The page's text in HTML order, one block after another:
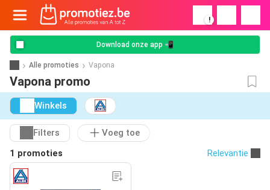
!
Download onze app 📲
Alle promoties Vapona
Vapona promo
Winkels
Filters
Voeg toe
1 promoties
Relevantie